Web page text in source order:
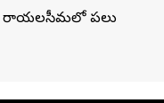
రాయలసీమలో పలు